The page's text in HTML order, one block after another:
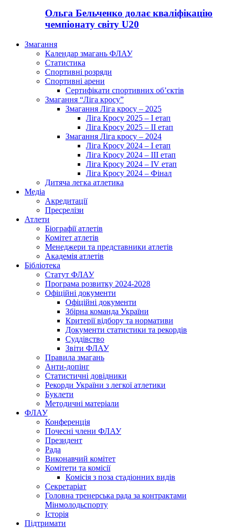
Ольга Бельченко долає кваліфікацію
чемпіонату світу U20
Змагання
Календар змагань ФЛАУ
Статистика
Спортивні розряди
Спортивні арени
Сертифікати спортивних об’єктів
Змагання “Ліга кросу”
Змагання Ліга кросу – 2025
Ліга Кросу 2025 – I етап
Ліга Кросу 2025 – II етап
Змагання Ліга кросу – 2024
Ліга Кросу 2024 – I етап
Ліга Кросу 2024 – III етап
Ліга Кросу 2024 – IV етап
Ліга Кросу 2024 – Фінал
Дитяча легка атлетика
Медіа
Акредитації
Пресрелізи
Атлети
Біографії атлетів
Комітет атлетів
Менеджери та представники атлетів
Академія атлетів
Бібліотека
Статут ФЛАУ
Програма розвитку 2024-2028
Офіційні документи
Офіційні документи
Збірна команда України
Критерії відбору та нормативи
Документи статистики та рекордів
Суддівство
Звіти ФЛАУ
Правила змагань
Анти-допінг
Статистичні довідники
Рекорди України з легкої атлетики
Буклети
Методичні матеріали
ФЛАУ
Конференція
Почесні члени ФЛАУ
Президент
Рада
Виконавчий комітет
Комітети та комісії
Комісія з поза стадіонних видів
Секретаріат
Головна тренерська рада за контрактами
Мінмолодьспорту
Історія
Підтримати